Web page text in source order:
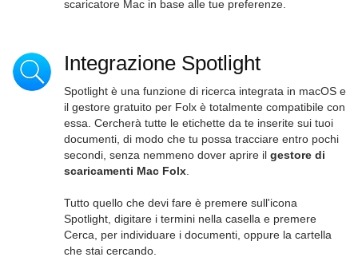
scaricatore Mac in base alle tue preferenze.
Integrazione Spotlight
Spotlight è una funzione di ricerca integrata in macOS e
il gestore gratuito per Folx è totalmente compatibile con
essa. Cercherà tutte le etichette da te inserite sui tuoi
documenti, di modo che tu possa tracciare entro pochi
secondi, senza nemmeno dover aprire il gestore di
scaricamenti Mac Folx
Tutto quello che devi fare è premere sull'icona
Spotlight, digitare i termini nella casella e premere
Cerca, per individuare i documenti, oppure la cartella
che stai cercando.